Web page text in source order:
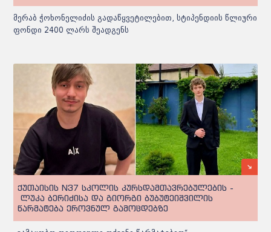
მერაბ ჭოხონელიძის გადაწყვეტილებით, სტიპენდიის წლიური
ფონდი 2400 ლარს შეადგენს
ქუთაისის N37 სკოლის კურსდამთავრებულების -
ლუკა ბერიძისა და გიორგი ბუბუტეიშვილის
წარმატება ეროვნულ გამოცდებზე